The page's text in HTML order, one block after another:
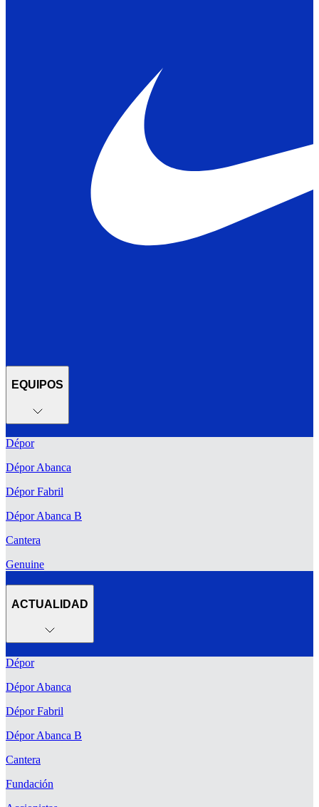
EQUIPOS
Dépor
Dépor Abanca
Dépor Fabril
Dépor Abanca B
Cantera
Genuine
ACTUALIDAD
Dépor
Dépor Abanca
Dépor Fabril
Dépor Abanca B
Cantera
Fundación